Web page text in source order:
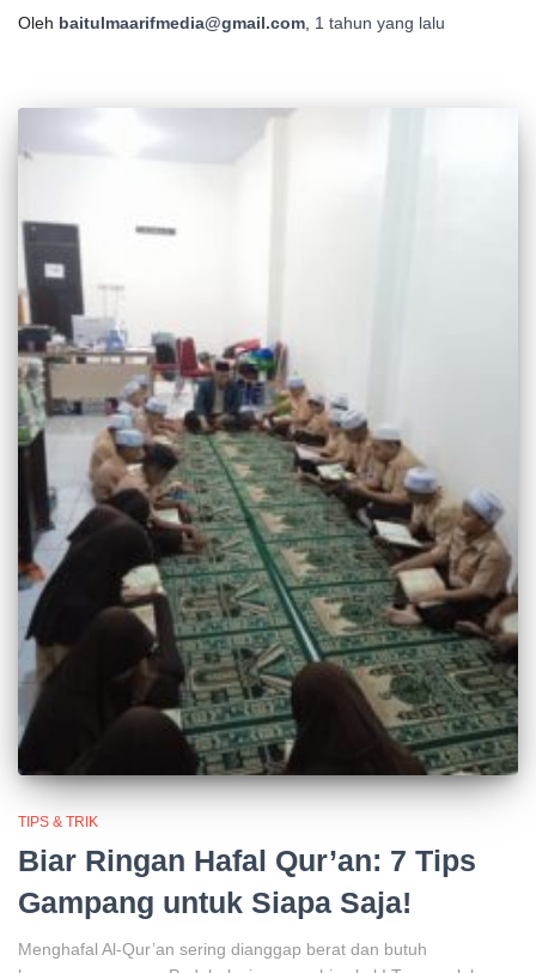
Oleh baitulmaarifmedia@gmail.com 1 tahun yang lalu
TIPS & TRIK
Biar Ringan Hafal Qur’an: 7 Tips
Gampang untuk Siapa Saja!
Menghafal Al-Qur’an sering dianggap berat dan butuh